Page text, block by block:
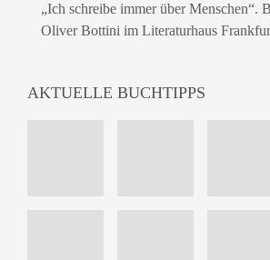
„Ich schreibe immer über Menschen“.
Oliver Bottini im Literaturhaus
AKTUELLE BUCHTIPPS